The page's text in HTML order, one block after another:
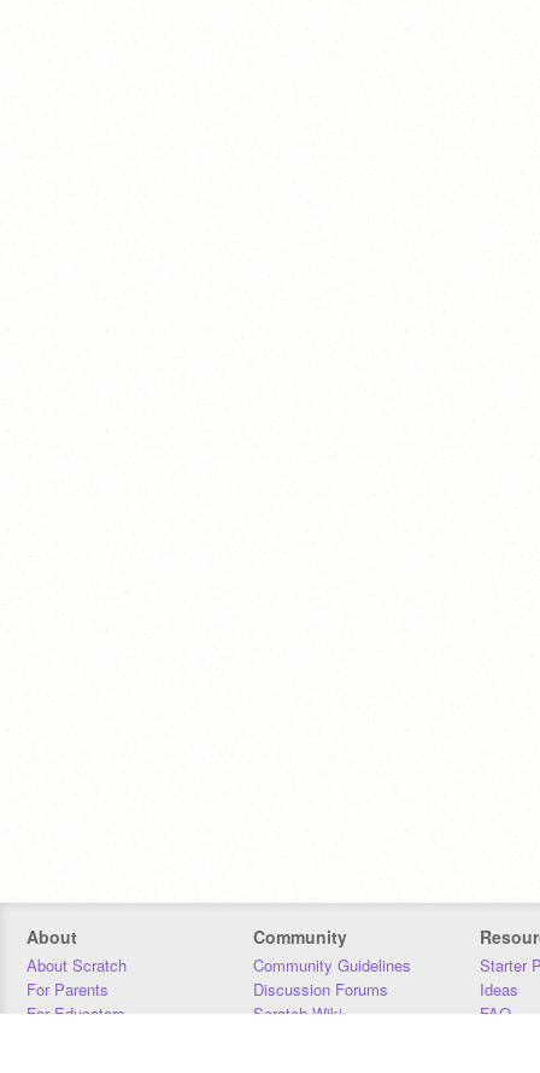
About
About Scratch
For Parents
For Educators
Community
Community Guidelines
Discussion Forums
Scratch Wiki
Starter
Ideas
FAQ